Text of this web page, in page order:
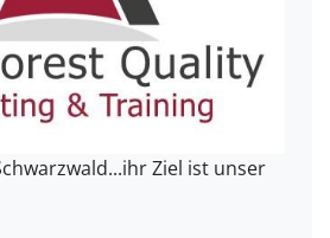
Ziel ist unser